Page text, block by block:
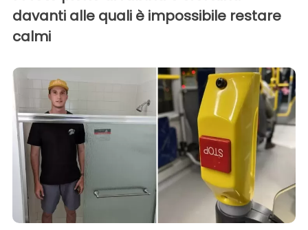
davanti alle quali è impossibile restare
calmi